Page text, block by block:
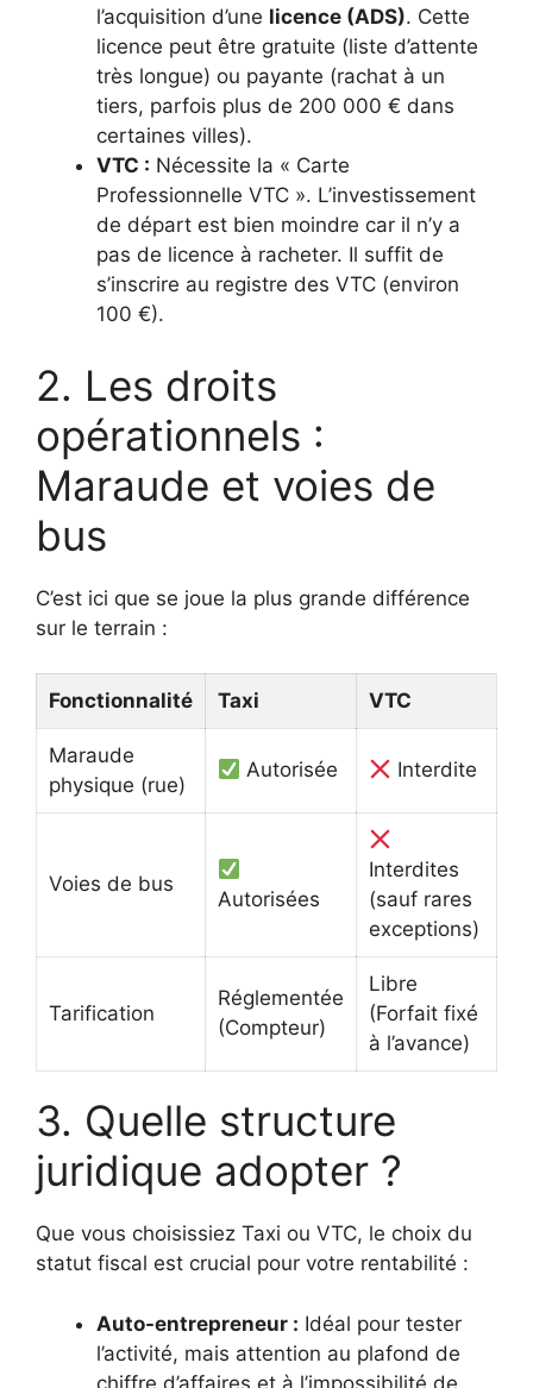
l’acquisition d’une licence (ADS). Cette
licence peut être gratuite (liste d’attente
très longue) ou payante (rachat à un
tiers, parfois plus de 200 000 € dans
certaines villes).
VTC : Nécessite la « Carte
Professionnelle VTC ». L’investissement
de départ est bien moindre car il n’y a
pas de licence à racheter. Il suffit de
s’inscrire au registre des VTC (environ
100 €).
2. Les droits
opérationnels :
Maraude et voies de
bus
C’est ici que se joue la plus grande différence
sur le terrain :
Fonctionnalité Taxi VTC
Maraude
physique (rue)
Autorisée Interdite
Voies de bus
Autorisées
Interdites
(sauf rares
exceptions)
Tarification
Réglementée
(Compteur)
Libre
(Forfait fixé
à l’avance)
3. Quelle structure
juridique adopter ?
Que vous choisissiez Taxi ou VTC, le choix du
statut fiscal est crucial pour votre rentabilité :
Auto-entrepreneur : Idéal pour tester
l’activité, mais attention au plafond de
chiffre d’affaires et à l’impossibilité de